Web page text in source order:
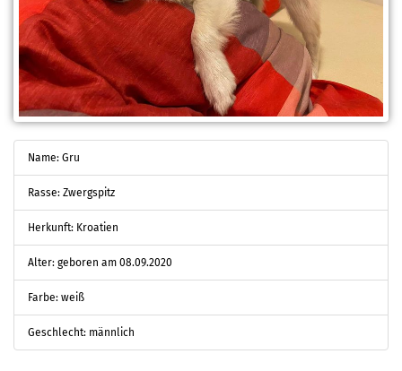
Name: Gru
Rasse: Zwergspitz
Herkunft: Kroatien
Alter: geboren am 08.09.2020
Farbe: weiß
Geschlecht: männlich